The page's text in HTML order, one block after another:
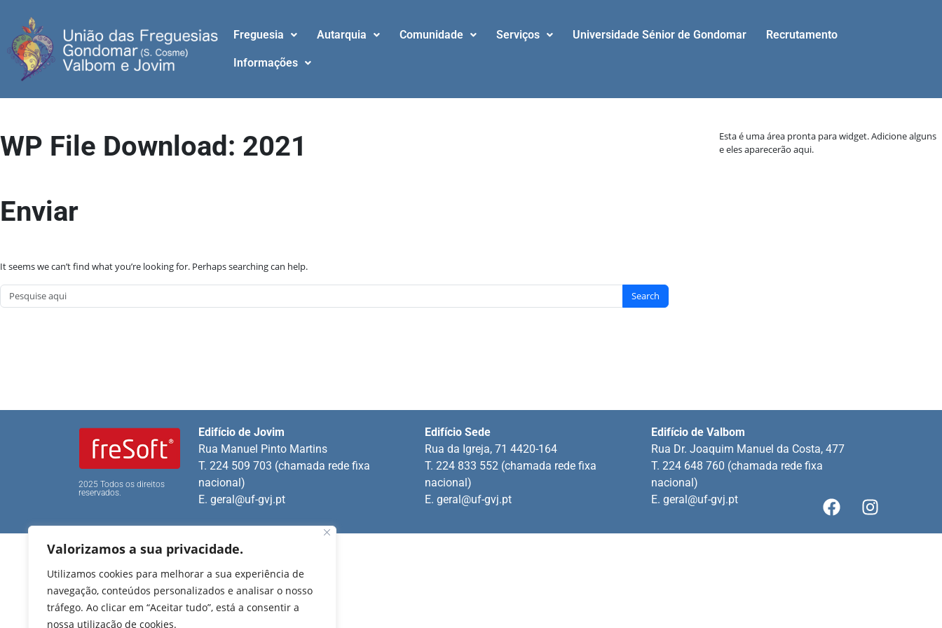
Valorizamos a sua privacidade.
Utilizamos cookies para melhorar a sua experiência de
navegação, conteúdos personalizados e analisar o nosso
tráfego. Ao clicar em “Aceitar tudo”, está a consentir a
nossa utilização de cookies.
Freguesia Autarquia Comunidade Serviços Universidade Sénior de Gondomar Recrutamento
Informações
WP File Download: 2021
Enviar
It seems we can’t find what you’re looking for. Perhaps searching can help.
Search
Esta é uma área pronta para widget. Adicione alguns
e eles aparecerão aqui.
2025 Todos os direitos
reservados.
Edifício de Jovim
Rua Manuel Pinto Martins
T. 224 509 703 (chamada rede fixa
nacional)
E.geral@uf-gvj.pt
Edifício Sede
Rua da Igreja, 71 4420-164
T. 224 833 552 (chamada rede fixa
nacional)
E.geral@uf-gvj.pt
Edifício de Valbom
Rua Dr. Joaquim Manuel da Costa, 477
T. 224 648 760 (chamada rede fixa
nacional)
E.geral@uf-gvj.pt